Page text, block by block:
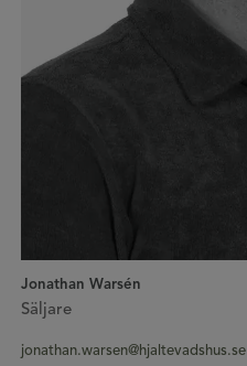
Jonathan Warsén
Säljare
jonathan.warsen@hjaltevadshus.se